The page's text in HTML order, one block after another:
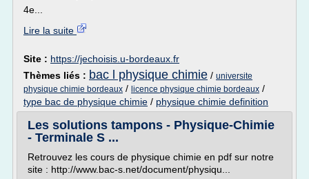
4e...
Lire la suite
Site : https://jechoisis.u-bordeaux.fr
Thèmes liés : bac l physique chimie / universite
physique chimie bordeaux / licence physique chimie bordeaux /
type bac de physique chimie / physique chimie definition
Les solutions tampons - Physique-Chimie
- Terminale S ...
Retrouvez les cours de physique chimie en pdf sur notre
site : http://www.bac-s.net/document/physiqu...